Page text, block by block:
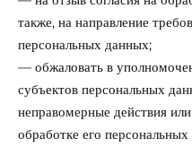
также, на направление
персональных данных;
— обжаловать в
субъектов персональных
неправомерные действия
обработке его